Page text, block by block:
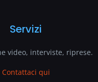
Servizi
video, interviste, riprese.
Contattaci qui